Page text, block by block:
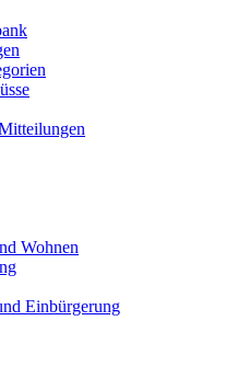
Wohnen
Einbürgerung